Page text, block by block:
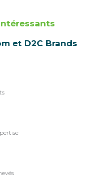
et D2C Brands